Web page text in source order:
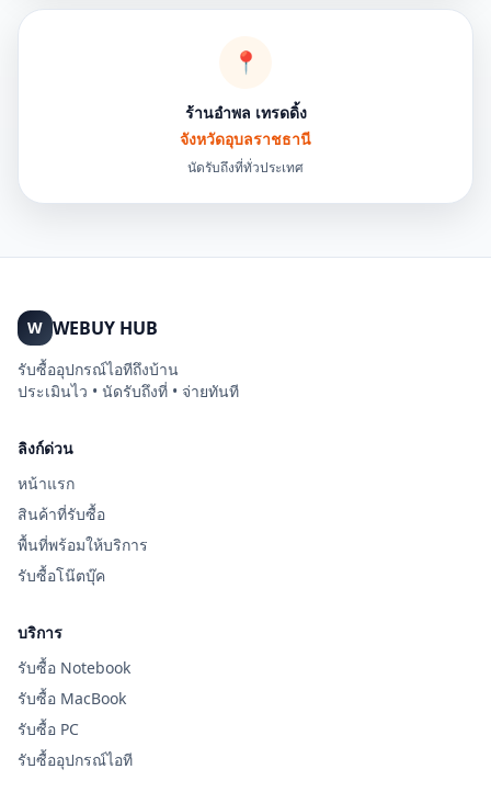
📍
ร้านอำพล เทรดดิ้ง
จังหวัดอุบลราชธานี
นัดรับถึงที่ทั่วประเทศ
W WEBUY HUB
รับซื้ออุปกรณ์ไอทีถึงบ้าน
ประเมินไว • นัดรับถึงที่ • จ่ายทันที
ลิงก์ด่วน
หน้าแรก
สินค้าที่รับซื้อ
พื้นที่พร้อมให้บริการ
รับซื้อโน๊ตบุ๊ค
บริการ
รับซื้อ Notebook
รับซื้อ MacBook
รับซื้อ PC
รับซื้ออุปกรณ์ไอที